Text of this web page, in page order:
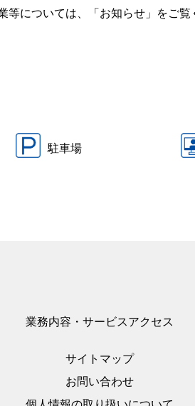
については、「お知らせ」をご覧
駐車場
業務内容・サービスアクセス
サイトマップ
お問い合わせ